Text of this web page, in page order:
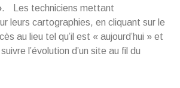
. Les techniciens mettant
leurs cartographies, en cliquant sur le
au lieu tel qu’il est « aujourd’hui » et
l’évolution d’un site au fil du